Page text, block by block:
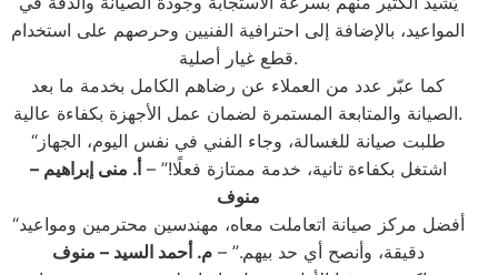
المواعيد، بالإضافة إلى احترافية الفنيين وحرصهم على استخدام
قطع غيار أصلية.
كما عبّر عدد من العملاء عن رضاهم الكامل بخدمة ما بعد
الصيانة والمتابعة المستمرة لضمان عمل الأجهزة بكفاءة عالية.
“طلبت صيانة للغسالة، وجاء الفني في نفس اليوم، الجهاز
اشتغل بكفاءة تانية، خدمة ممتازة فعلًا!” – أ. منى إبراهيم –
منوف
“أفضل مركز صيانة اتعاملت معاه، مهندسين محترمين ومواعيد
دقيقة، وأنصح أي حد بيهم.” –م. أحمد السيد – منوف